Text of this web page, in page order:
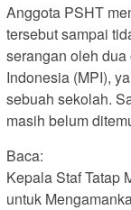
Anggota PSHT
tersebut sampai
serangan oleh
Indonesia (MPI),
sebuah sekolah.
masih belum
Baca:
Kepala Staf Tatap
untuk